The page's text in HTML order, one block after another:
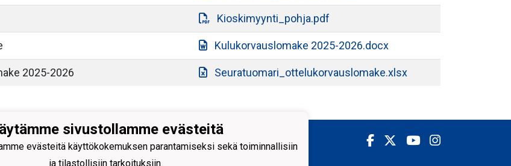
Kioskimyynti_pohja.pdf
Kulukorvauslomake 2025-2026.docx
2025-2026 Seuratuomari_ottelukorvauslomake.xlsx
ry
3
sivustollamme evästeitä
evästeitä käyttökokemuksen parantamiseksi sekä toiminnallisiin
ja tilastollisiin tarkoituksiin.